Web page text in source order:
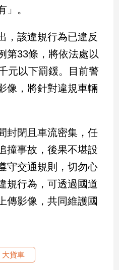
」。
，該違規行為已違反
第33條，將依法處以
元以下罰鍰。目前警
像，將針對違規車輛
封閉且車流密集，任
撞事故，後果不堪設
守交通規則，切勿心
規行為，可透過國道
傳影像，共同維護國
大貨車